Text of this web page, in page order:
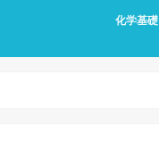
化学基礎